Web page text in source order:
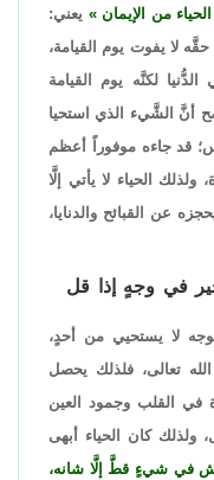
من الإيمان
يعني:
لا يفوت يوم القيامة،
لكنَّه يوم القيامة
أنَّ الشَّيء الذي استحيا
قد جاءه موفوراً أعظم
الحياء لا يأتي إلَّا
عن القبائح والدنايا،
في وجهٍ إذا قل
لا يستحيي من أحدٍ،
تعالى، فلذلك يحصل
في القلب وجمود العين
ولذلك كان الحياء أبهى
في شيءٍ قطَّ إلَّا شانه،